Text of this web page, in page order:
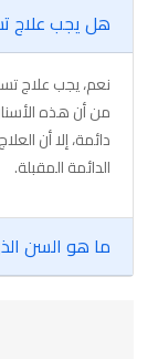
هل يجب علاج
نعم، يجب علاج
من أن هذه
دائمة، إلا أن
الدائمة المقبلة.
ما هو السن